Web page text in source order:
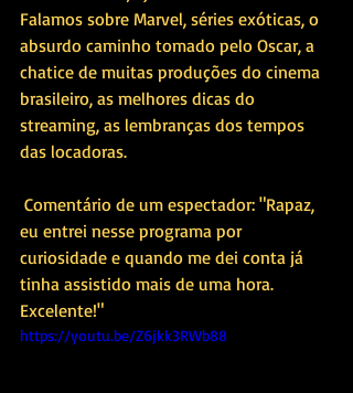
Falamos sobre Marvel, séries exóticas, o
absurdo caminho tomado pelo Oscar, a
chatice de muitas produções do cinema
brasileiro, as melhores dicas do
streaming, as lembranças dos tempos
das locadoras.
eu entrei nesse programa por
curiosidade e quando me dei conta já
tinha assistido mais de uma hora.
Excelente!"
https://youtu.be/Z6jkk3RWb88